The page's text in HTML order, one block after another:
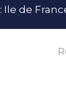
Ile de